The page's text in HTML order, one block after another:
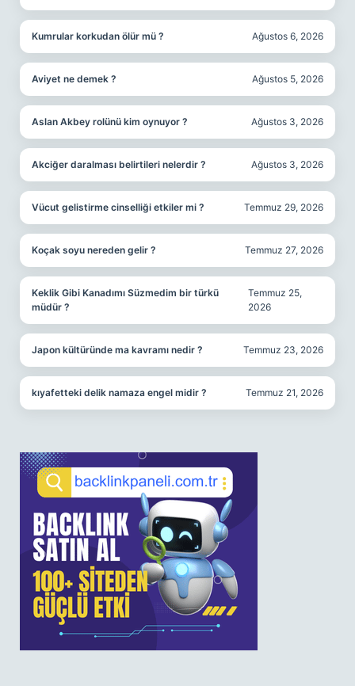
Kumrular korkudan ölür mü ? Ağustos 6, 2026
Aviyet ne demek ? Ağustos 5, 2026
Aslan Akbey rolünü kim oynuyor ? Ağustos 3, 2026
Akciğer daralması belirtileri nelerdir ? Ağustos 3, 2026
Vücut gelistirme cinselliği etkiler mi ? Temmuz 29, 2026
Koçak soyu nereden gelir ? Temmuz 27, 2026
Keklik Gibi Kanadımı Süzmedim bir türkü
müdür ?
Temmuz 25,
2026
Japon kültüründe ma kavramı nedir ? Temmuz 23, 2026
kıyafetteki delik namaza engel midir ? Temmuz 21, 2026